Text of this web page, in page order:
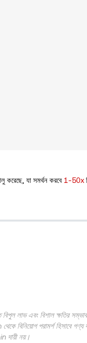
করেছে, যা সমর্থন করবে 1-50x
লাভ এবং বিশাল ক্ষতির
বিনিয়োগ পরামর্শ হিসাবে
দায়ী নয়।